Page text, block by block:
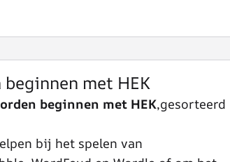
met HEK
beginnen met HEK,gesorteerd
bij het spelen van